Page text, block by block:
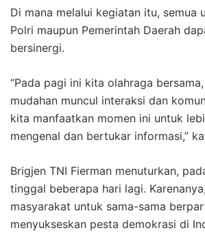
Di mana melalui kegiatan itu, semua
Polri maupun Pemerintah Daerah
bersinergi.
“Pada pagi ini kita olahraga
mudahan muncul interaksi dan
kita manfaatkan momen ini untuk
mengenal dan bertukar informasi,”
Brigjen TNI Fierman menuturkan,
tinggal beberapa hari lagi.
masyarakat untuk sama-sama
menyukseskan pesta demokrasi di